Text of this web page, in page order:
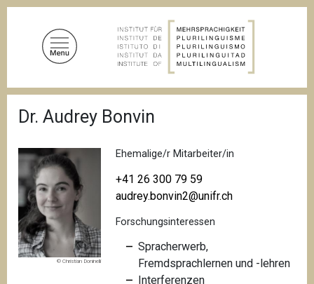
D
f
a
n
a
v
i
g
a
t
i
o
Dr. Audrey Bonvin
© Christian Doninelli
Ehemalige/r Mitarbeiter/in
+41 26 300 79 59
audrey.bonvin2@unifr.ch
Forschungsinteressen
Spracherwerb,
Fremdsprachlernen und -lehren
Interferenzen